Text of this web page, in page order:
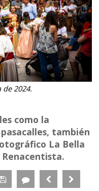
de 2024.
como la
también
La Bella